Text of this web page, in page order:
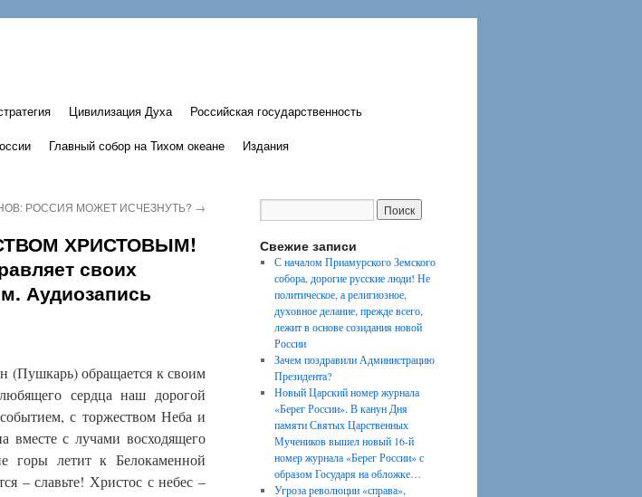
Цивилизация Духа
Российская государственность
Главный собор на Тихом океане Издания
РОССИЯ МОЖЕТ ИСЧЕЗНУТЬ? →
ХРИСТОВЫМ!
своих
Аудиозапись
(Пушкарь) обращается к своим
сердца наш дорогой
с торжеством Неба и
вместе с лучами восходящего
горы летит к Белокаменной
– славьте! Христос с небес –
Свежие записи
С началом Приамурского Земского
собора, дорогие русские люди! Не
политическое, а религиозное,
духовное делание, прежде всего,
лежит в основе созидания новой
России
Зачем поздравили Администрацию
Президента?
Новый Царский номер журнала
«Берег России». В канун Дня
памяти Святых Царственных
Мучеников вышел новый 16-й
номер журнала «Берег России» с
образом Государя на обложке…
Угроза революции «справа»,